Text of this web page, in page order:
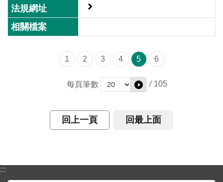
1 2 3 4 5 6
每頁筆數 / 105
回上一頁 回最上面
:::